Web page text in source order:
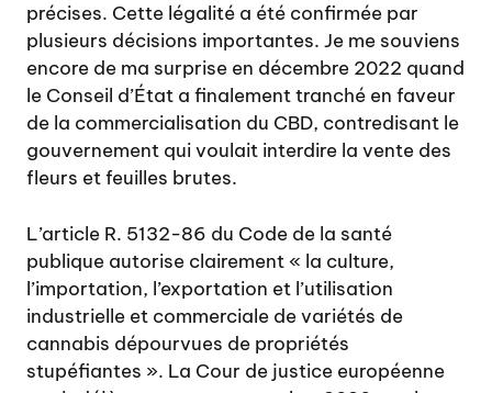
précises. Cette légalité a été confirmée par
plusieurs décisions importantes. Je me souviens
encore de ma surprise en décembre 2022 quand
le Conseil d’État a finalement tranché en faveur
de la commercialisation du CBD, contredisant le
gouvernement qui voulait interdire la vente des
fleurs et feuilles brutes.
L’article R. 5132-86 du Code de la santé
publique autorise clairement « la culture,
l’importation, l’exportation et l’utilisation
industrielle et commerciale de variétés de
cannabis dépourvues de propriétés
stupéfiantes ». La Cour de justice européenne